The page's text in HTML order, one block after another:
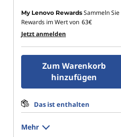
My Lenovo Rewards Sammeln Sie
Rewards im Wert von 63€
Jetzt anmelden
Zum Warenkorb
hinzufügen
Das ist enthalten
Mehr